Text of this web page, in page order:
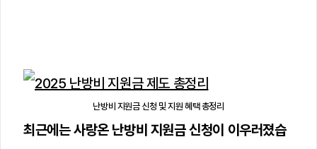
난방비 지원금 신청 및 지원 혜택 총정리
최근에는 사랑온 난방비 지원금 신청이 이우러졌습